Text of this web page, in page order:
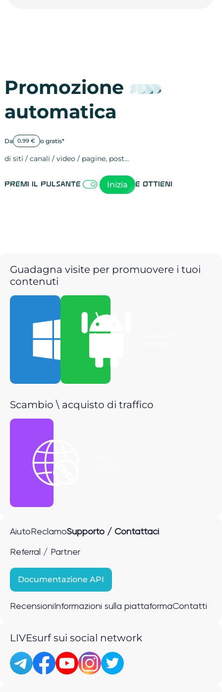
Promozione
automatica
Da 0.99 € o gratis*
di siti / canali / video / pagine, post…
Premi il pulsante Inizia e ottieni
Guadagna visite per promuovere i tuoi
contenuti
Scarica per
Scambio \ acquisto di traffico
Aiuto ReclamoSupporto / Contattaci
Referral / Partner
Documentazione API
Recensioni Informazioni sulla piattaformaContatti
LIVEsurf sui social network